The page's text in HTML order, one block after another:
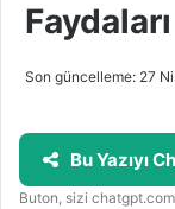
Son güncelleme: 27
Bu Yazıyı
Buton, sizi